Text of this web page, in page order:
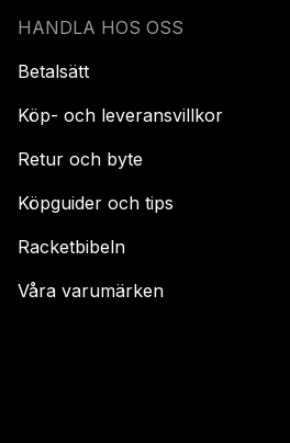
HANDLA HOS OSS
Betalsätt
Köp- och leveransvillkor
Retur och byte
Köpguider och tips
Racketbibeln
Våra varumärken